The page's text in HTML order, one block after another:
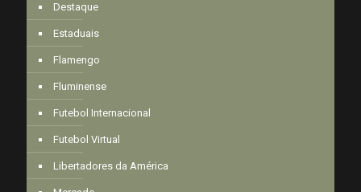
Destaque
Estaduais
Flamengo
Fluminense
Futebol Internacional
Futebol Virtual
Libertadores da América